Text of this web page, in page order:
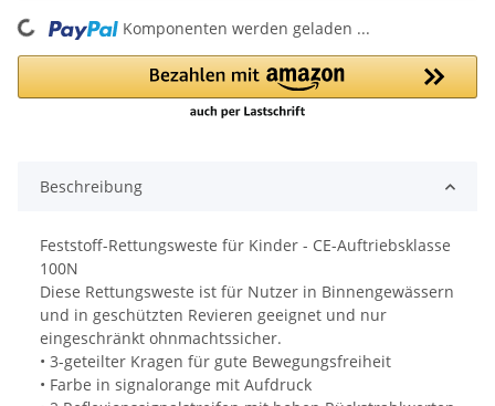
Loading... Komponenten werden geladen ...
Beschreibung
Feststoff-Rettungsweste für Kinder - CE-Auftriebsklasse
100N
Diese Rettungsweste ist für Nutzer in Binnengewässern
und in geschützten Revieren geeignet und nur
eingeschränkt ohnmachtssicher.
• 3-geteilter Kragen für gute Bewegungsfreiheit
• Farbe in signalorange mit Aufdruck